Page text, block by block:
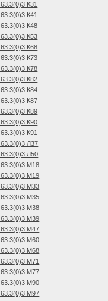
63.3(0)3 К31
63.3(0)3 К41
63.3(0)3 К48
63.3(0)3 К53
63.3(0)3 К68
63.3(0)3 К73
63.3(0)3 К78
63.3(0)3 К82
63.3(0)3 К84
63.3(0)3 К87
63.3(0)3 К89
63.3(0)3 К90
63.3(0)3 К91
63.3(0)3 Л37
63.3(0)3 Л50
63.3(0)3 М18
63.3(0)3 М19
63.3(0)3 М33
63.3(0)3 М35
63.3(0)3 М38
63.3(0)3 М39
63.3(0)3 М47
63.3(0)3 М60
63.3(0)3 М68
63.3(0)3 М71
63.3(0)3 М77
63.3(0)3 М90
63.3(0)3 М97